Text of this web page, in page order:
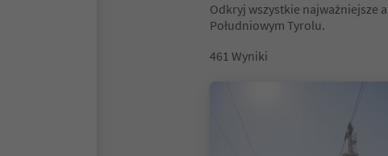
Odkryj wszystkie najważniejsze
Południowym Tyrolu.
461 Wyniki